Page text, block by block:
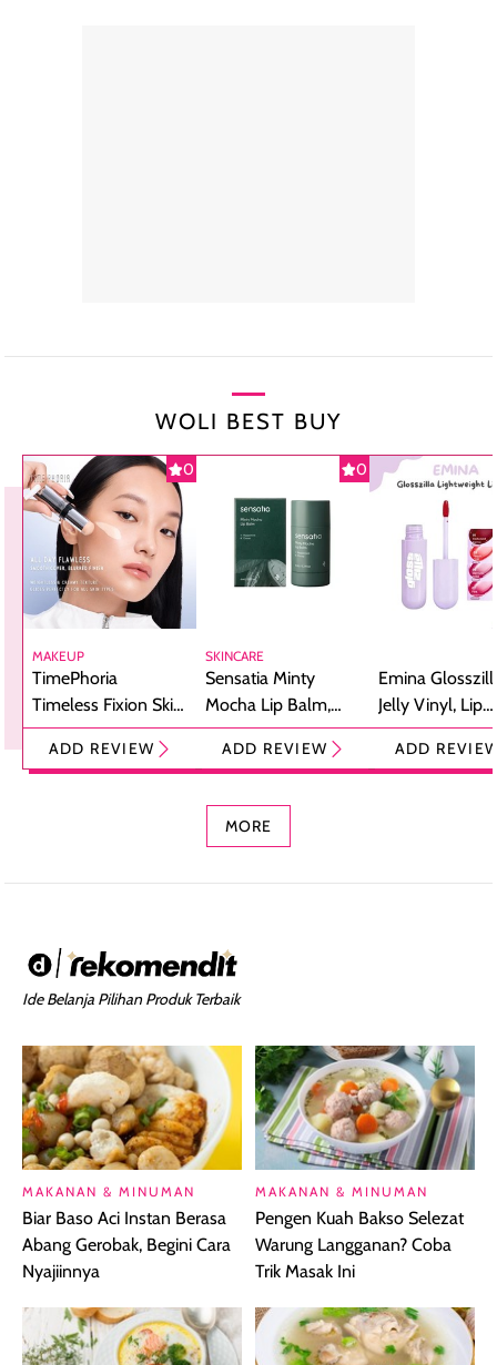
WOLI BEST BUY
0
MAKEUP
TimePhoria
Timeless Fixion Skin
Tint Stick,
Foundation dan
ADD REVIEW
0
SKINCARE
Sensatia Minty
Mocha Lip Balm,
Pelembap Bibir
dengan Aroma
ADD REVIEW
Emina
Jelly Vinyl, Lip
Cream Glossy
Ringan
ADD
MORE
Ide Belanja Pilihan Produk Terbaik
MAKANAN & MINUMAN
Biar Baso Aci Instan Berasa
Abang Gerobak, Begini Cara
Nyajiinnya
MAKANAN & MINUMAN
Pengen Kuah Bakso Selezat
Warung Langganan? Coba
Trik Masak Ini